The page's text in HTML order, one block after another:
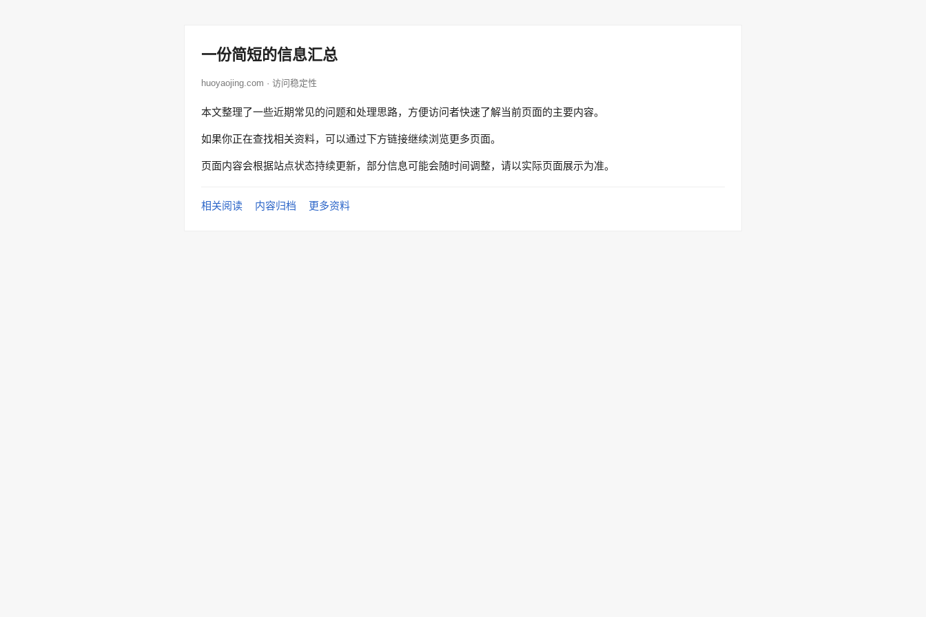
一份简短的信息汇总
huoyaojing.com · 访问稳定性
本文整理了一些近期常见的问题和处理思路，方便访问者快速了解当前页面的主要内容。
如果你正在查找相关资料，可以通过下方链接继续浏览更多页面。
页面内容会根据站点状态持续更新，部分信息可能会随时间调整，请以实际页面展示为准。
相关阅读 内容归档 更多资料